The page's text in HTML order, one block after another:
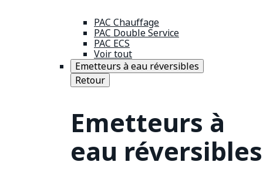
PAC Chauffage
PAC Double Service
PAC ECS
Voir tout
Emetteurs à eau réversibles
Retour
Emetteurs à
eau réversibles